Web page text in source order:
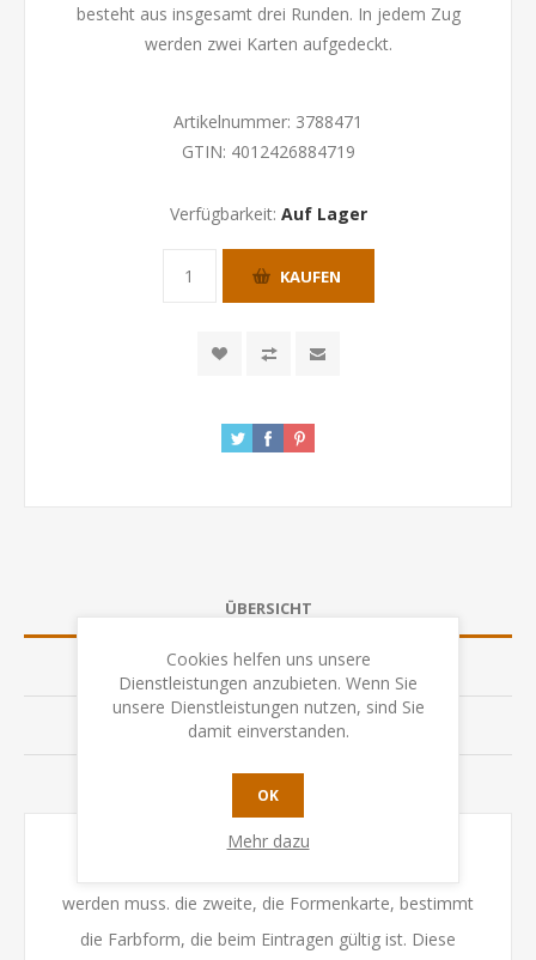
besteht aus insgesamt drei Runden. In jedem Zug
werden zwei Karten aufgedeckt.
Artikelnummer: 3788471
GTIN: 4012426884719
Verfügbarkeit: Auf Lager
KAUFEN
ÜBERSICHT
SPEZIFIKATION
BEWERTUNGEN
werden muss. die zweite, die Formenkarte, bestimmt
die Farbform, die beim Eintragen gültig ist. Diese
Cookies helfen uns unsere
Dienstleistungen anzubieten. Wenn Sie
unsere Dienstleistungen nutzen, sind Sie
damit einverstanden.
OK
Mehr dazu